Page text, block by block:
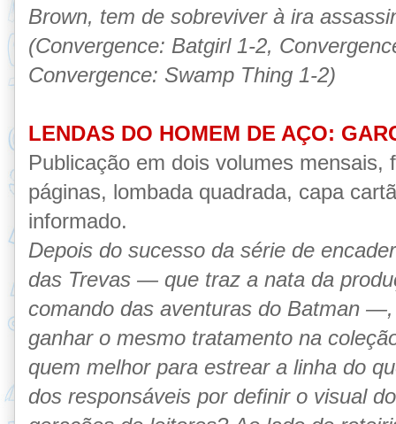
Brown, tem de sobreviver à ira
(Convergence: Batgirl 1-2,
Convergence: Swamp Thing 1-2)
LENDAS DO HOMEM DE AÇO:
Publicação em dois volumes
páginas, lombada quadrada, capa
informado.
Depois do sucesso da série de
das Trevas — que traz a nata da
comando das aventuras do Batman
ganhar o mesmo tratamento na
quem melhor para estrear a linha do
dos responsáveis por definir o visual